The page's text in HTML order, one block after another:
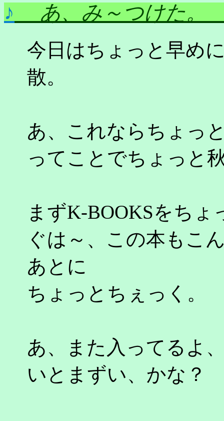
♪ あ、み～つけた
今日はちょっと早め
散。
あ、これならちょっ
ってことでちょっと
まずK-BOOKSをちょ
ぐは～、この本もこ
あとに
ちょっとちぇっく。
あ、また入ってるよ
いとまずい、かな？